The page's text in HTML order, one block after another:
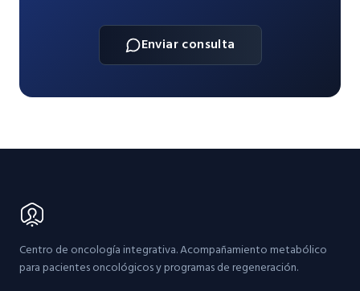
Enviar consulta
Centro de oncología integrativa. Acompañamiento metabólico
para pacientes oncológicos y programas de regeneración.